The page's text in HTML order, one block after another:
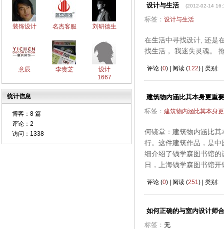
装饰设计 名杰客服 刘研德生
意辰 李贵芝
设计
1667
统计信息
博客： 8 篇
评论： 2
访问： 1338
设计与生活 (2012-02-14
标签： 设计与生活
在生活中寻找设计, 还是
找生活， 我迷失灵魂。
评论 (0) | 阅读 (122) | 类别:
建筑物内涵比其本身更重要
标签： 建筑物内涵比其本身
何镜堂：建筑物内涵比
行。这件建筑作品，是
细介绍了钱学森图书馆
日，上海钱学森图书馆
评论 (0) | 阅读 (251) | 类别:
如何正确的与室内设计师
标签： 无